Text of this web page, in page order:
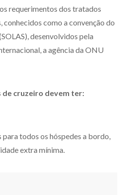
requerimentos dos tratados
como a convenção do
desenvolvidos pela
a agência da ONU
de cruzeiro devem ter:
todos os hóspedes a bordo,
extra mínima.